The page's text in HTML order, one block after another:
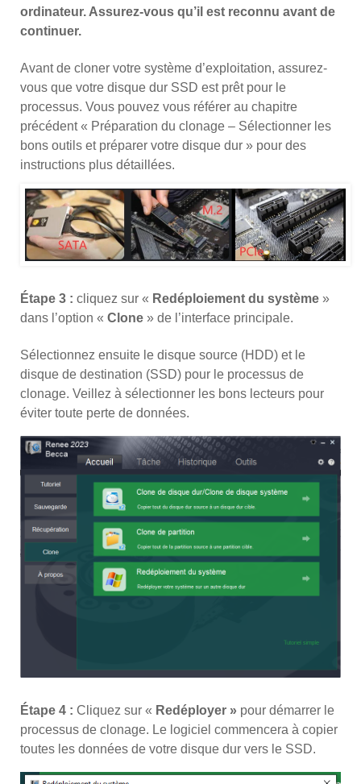
ordinateur. Assurez-vous qu’il est reconnu avant de
continuer.
Avant de cloner votre système d’exploitation, assurez-
vous que votre disque dur SSD est prêt pour le
processus. Vous pouvez vous référer au chapitre
précédent « Préparation du clonage – Sélectionner les
bons outils et préparer votre disque dur » pour des
instructions plus détaillées.
Étape 3 : cliquez sur « Redéploiement du système »
dans l’option « Clone » de l’interface principale.
Sélectionnez ensuite le disque source (HDD) et le
disque de destination (SSD) pour le processus de
clonage. Veillez à sélectionner les bons lecteurs pour
éviter toute perte de données.
Étape 4 : Cliquez sur « Redéployer » pour démarrer le
processus de clonage. Le logiciel commencera à copier
toutes les données de votre disque dur vers le SSD.